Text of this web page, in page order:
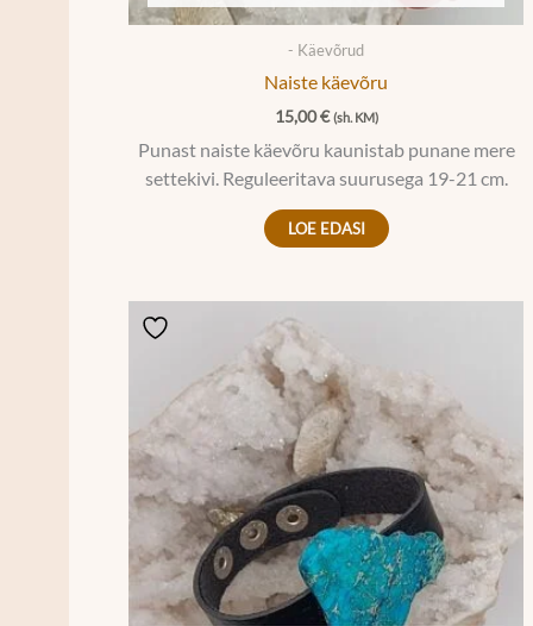
- Käevõrud
Naiste käevõru
15,00€ (sh. KM)
Punast naiste käevõru kaunistab punane mere
settekivi. Reguleeritava suurusega 19-21 cm.
LOE EDASI